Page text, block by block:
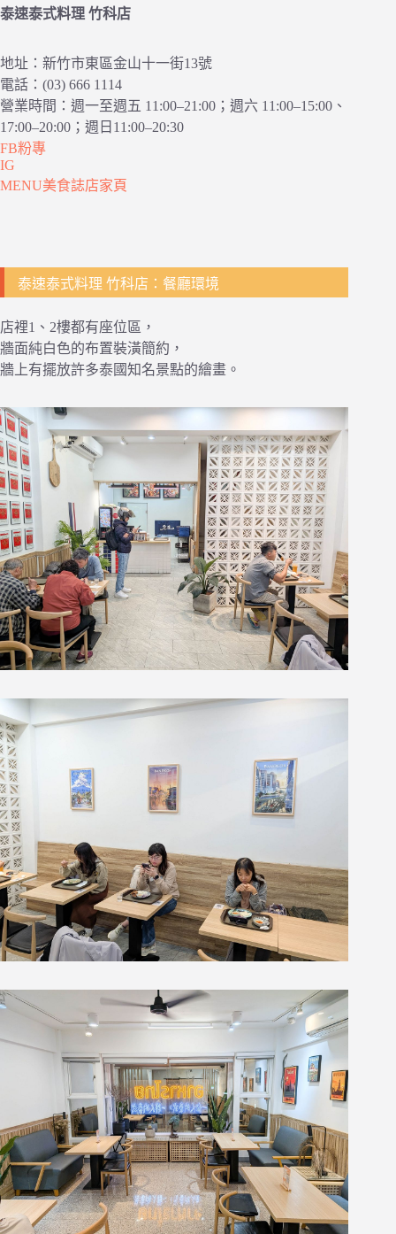
泰速泰式料理 竹科店
地址：新竹市東區金山十一街13號
電話：(03) 666 1114
營業時間：週一至週五 11:00–21:00；週六 11:00–15:00、
17:00–20:00；週日11:00–20:30
FB粉專
IG
MENU美食誌店家頁
泰速泰式料理 竹科店：餐廳環境
店裡1、2樓都有座位區，
牆面純白色的布置裝潢簡約，
牆上有擺放許多泰國知名景點的繪畫。